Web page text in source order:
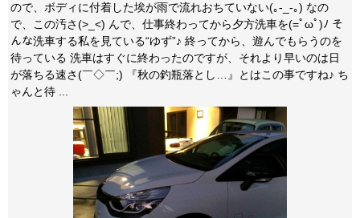
ので、ボディに付着した埃が雨で流れおちていない(｡-_-｡) なの
で、この汚さ(>_<) んで、仕事終わってから夕方洗車を(=ﾟωﾟ)ﾉ そ
んな洗車する私を見ている“ゆず”♪ 終ってから、遊んでもらうのを
待っている 洗車はすぐに終わったのですが、それより早いのは日
が落ちる速さ(￣◇￣;) 『秋の釣瓶落とし…』とはこの事ですね♪ ち
ゃんと待 ...